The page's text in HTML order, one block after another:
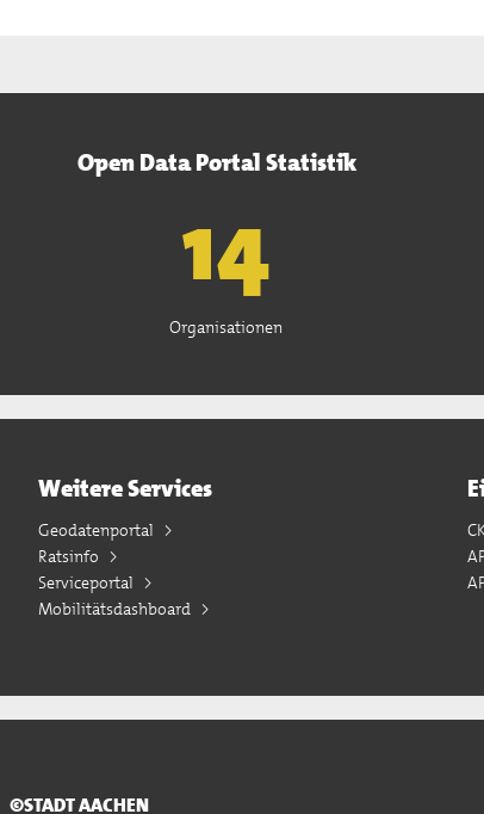
Open Data Portal Statistik
15
Organisationen
Weitere Services
Geodatenportal
Ratsinfo
Serviceportal
Mobilitätsdashboard
©STADT AACHEN